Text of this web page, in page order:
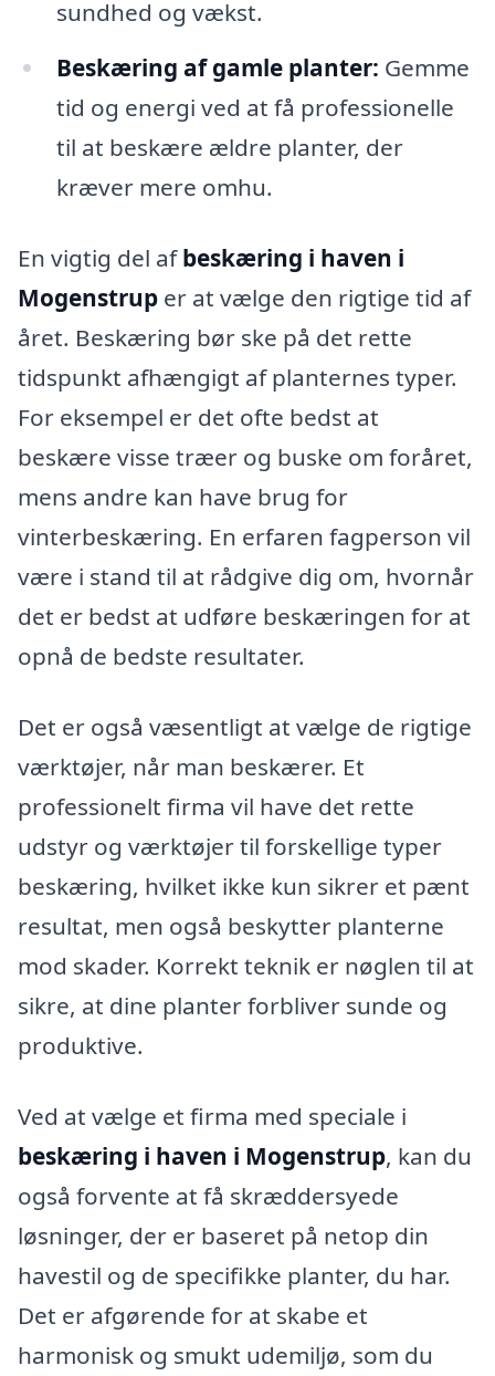
sundhed og vækst.
Beskæring af gamle planter: Gemme
tid og energi ved at få professionelle
til at beskære ældre planter, der
kræver mere omhu.
En vigtig del afbeskæring i haven i
Mogenstrup er at vælge den rigtige tid af
året. Beskæring bør ske på det rette
tidspunkt afhængigt af planternes typer.
For eksempel er det ofte bedst at
beskære visse træer og buske om foråret,
mens andre kan have brug for
vinterbeskæring. En erfaren fagperson vil
være i stand til at rådgive dig om, hvornår
det er bedst at udføre beskæringen for at
opnå de bedste resultater.
Det er også væsentligt at vælge de rigtige
værktøjer, når man beskærer. Et
professionelt firma vil have det rette
udstyr og værktøjer til forskellige typer
beskæring, hvilket ikke kun sikrer et pænt
resultat, men også beskytter planterne
mod skader. Korrekt teknik er nøglen til at
sikre, at dine planter forbliver sunde og
produktive.
Ved at vælge et firma med speciale i
beskæring i haven i Mogenstrup, kan du
også forvente at få skræddersyede
løsninger, der er baseret på netop din
havestil og de specifikke planter, du har.
Det er afgørende for at skabe et
harmonisk og smukt udemiljø, som du